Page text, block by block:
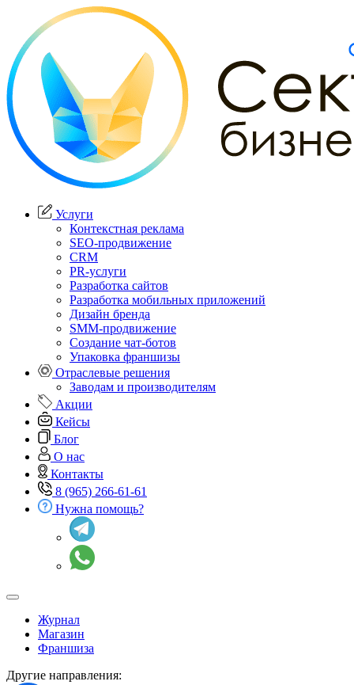
Услуги
Контекстная реклама
SEO-продвижение
CRM
PR-услуги
Разработка сайтов
Разработка мобильных приложений
Дизайн бренда
SMM-продвижение
Создание чат-ботов
Упаковка франшизы
Отраслевые решения
Заводам и производителям
Акции
Кейсы
Блог
О нас
Контакты
8 (965) 266-61-61
Нужна помощь?
Журнал
Магазин
Франшиза
Другие направления: